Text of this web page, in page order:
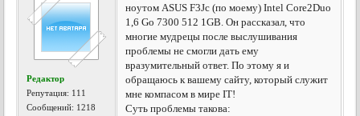
Редактор
Репутация: 111
Сообщений: 1218
ноутом ASUS F3Jc (по моему) Intel Core2Duo
1,6 Go 7300 512 1GB. Он рассказал, что
многие мудрецы после выслушивания
проблемы не смогли дать ему
вразумительный ответ. По этому я и
обращаюсь к вашему сайту, который служит
мне компасом в мире IT!
Суть проблемы такова: